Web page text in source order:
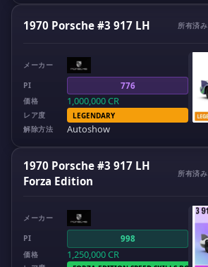
1970 Porsche #3 917 LH 所有済み
メーカー
PI 776
価格 1,000,000CR
レア度
LEGENDARY
解除方法
Autoshow
1970 Porsche #3 917 LH
Forza Edition
所有済み
メーカー
PI 998
価格 1,250,000CR